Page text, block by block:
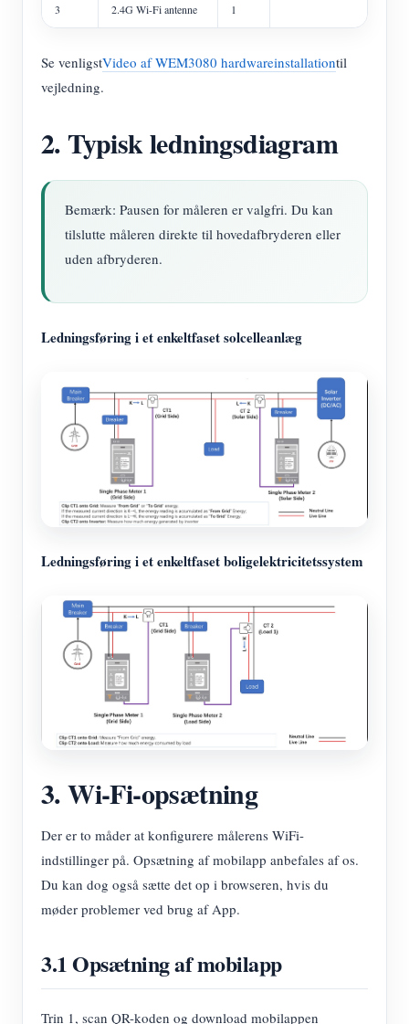
3 2.4G Wi-Fi antenne 1
Se venligstVideo af WEM3080 hardwareinstallationtil
vejledning.
2. Typisk ledningsdiagram
Bemærk: Pausen for måleren er valgfri. Du kan
tilslutte måleren direkte til hovedafbryderen eller
uden afbryderen.
Ledningsføring i et enkeltfaset solcelleanlæg
Ledningsføring i et enkeltfaset boligelektricitetssystem
3. Wi-Fi-opsætning
Der er to måder at konfigurere målerens WiFi-
indstillinger på. Opsætning af mobilapp anbefales af os.
Du kan dog også sætte det op i browseren, hvis du
møder problemer ved brug af App.
3.1 Opsætning af mobilapp
Trin 1, scan QR-koden og download mobilappen